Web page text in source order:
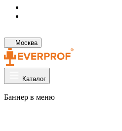
Москва
Каталог
Баннер в меню